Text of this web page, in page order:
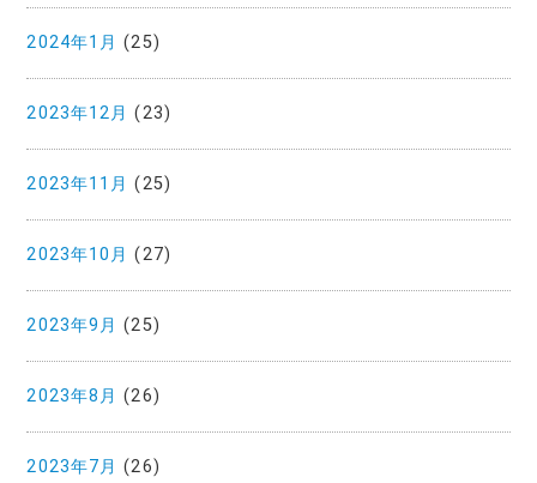
2024年1月 (25)
2023年12月 (23)
2023年11月 (25)
2023年10月 (27)
2023年9月 (25)
2023年8月 (26)
2023年7月 (26)